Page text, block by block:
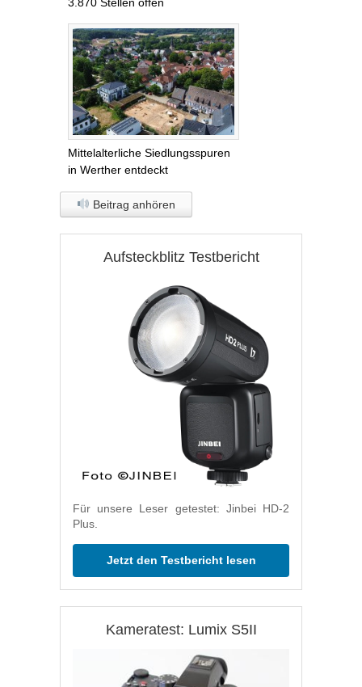
Mittelalterliche Siedlungsspuren
in Werther entdeckt
Beitrag anhören
Aufsteckblitz Testbericht
Für unsere Leser getestet: Jinbei HD-2
Plus.
Jetzt den Testbericht lesen
Kameratest: Lumix S5II